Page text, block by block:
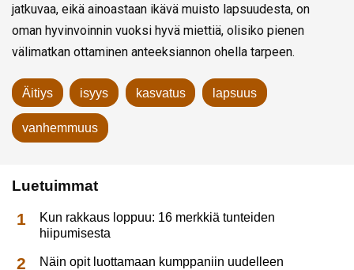
jatkuvaa, eikä ainoastaan ikävä muisto lapsuudesta, on
oman hyvinvoinnin vuoksi hyvä miettiä, olisiko pienen
välimatkan ottaminen anteeksiannon ohella tarpeen.
Äitiys isyys kasvatus lapsuus
vanhemmuus
Luetuimmat
Kun rakkaus loppuu: 16 merkkiä tunteiden
hiipumisesta
Näin opit luottamaan kumppaniin uudelleen